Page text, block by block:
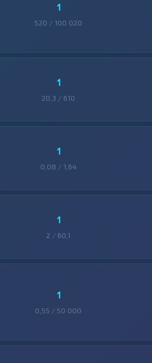
1
520 / 100 020
1
20,3 / 610
1
0,08 / 1,64
1
2 / 60,1
1
0,55 / 50 000